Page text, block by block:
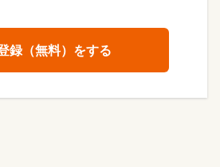
録（無料）をする